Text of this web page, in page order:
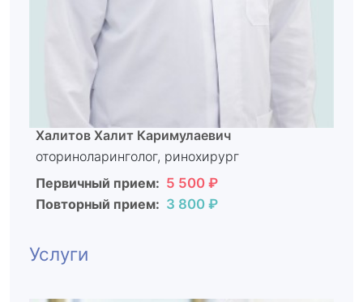
Халитов Халит Каримулаевич
оториноларинголог, ринохирург
Первичный прием: 5 500 ₽
Повторный прием: 3 800 ₽
Услуги